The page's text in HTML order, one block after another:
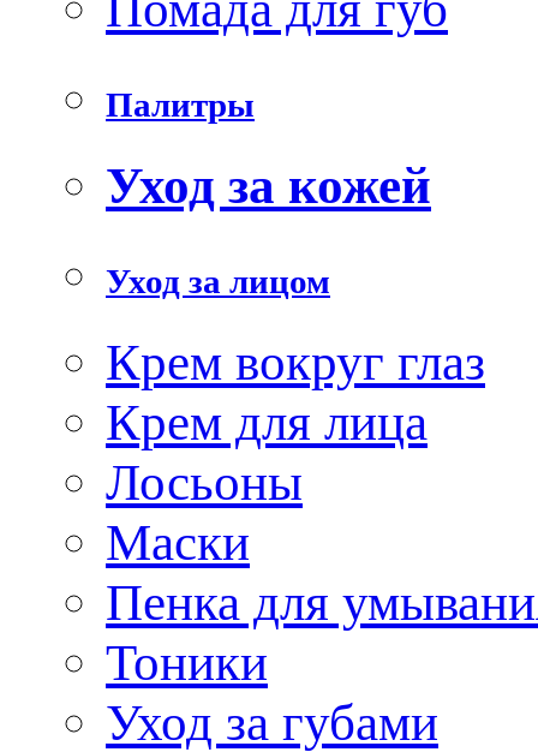
Палитры
Уход за кожей
Уход за лицом
Крем вокруг глаз
Крем для лица
Лосьоны
Маски
Пенка для
Тоники
Уход за губами